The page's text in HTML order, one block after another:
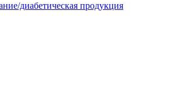
диабетическая продукция